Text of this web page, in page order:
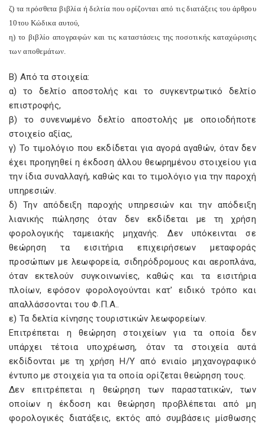
ζ) τα πρόσθετα βιβλία ή δελτία που ορίζονται από τις διατάξεις του άρθρου
10του Κώδικα αυτού,
η) το βιβλίο απογραφών και τις καταστάσεις της ποσοτικής καταχώρισης
των αποθεμάτων.
Β) Από τα στοιχεία:
α) το δελτίο αποστολής και το συγκεντρωτικό δελτίο
επιστροφής,
β) το συνενωμένο δελτίο αποστολής με οποιοδήποτε
στοιχείο αξίας,
γ) Το τιμολόγιο που εκδίδεται για αγορά αγαθών, όταν δεν
έχει προηγηθεί η έκδοση άλλου θεωρημένου στοιχείου για
την ίδια συναλλαγή, καθώς και το τιμολόγιο για την παροχή
υπηρεσιών.
δ) Την απόδειξη παροχής υπηρεσιών και την απόδειξη
λιανικής πώλησης όταν δεν εκδίδεται με τη χρήση
φορολογικής ταμειακής μηχανής. Δεν υπόκεινται σε
θεώρηση τα εισιτήρια επιχειρήσεων μεταφοράς
προσώπων με λεωφορεία, σιδηρόδρομους και αεροπλάνα,
όταν εκτελούν συγκοινωνίες, καθώς και τα εισιτήρια
πλοίων, εφόσον φορολογούνται κατ' ειδικό τρόπο και
απαλλάσσονται του Φ.Π.Α..
ε) Τα δελτία κίνησης τουριστικών λεωφορείων.
Επιτρέπεται η θεώρηση στοιχείων για τα οποία δεν
υπάρχει τέτοια υποχρέωση, όταν τα στοιχεία αυτά
εκδίδονται με τη χρήση Η/Υ από ενιαίο μηχανογραφικό
έντυπο με στοιχεία για τα οποία ορίζεται θεώρηση τους.
Δεν επιτρέπεται η θεώρηση των παραστατικών, των
οποίων η έκδοση και θεώρηση προβλέπεται από μη
φορολογικές διατάξεις, εκτός από συμβάσεις μίσθωσης